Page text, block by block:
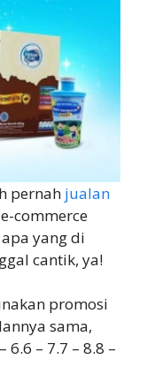
pernah jualan
commerce
yang di
cantik, ya!
promosi
sama,
6.6 – 7.7 – 8.8 –